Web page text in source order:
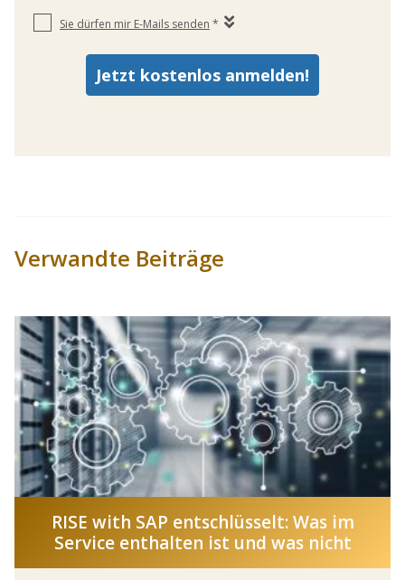
Verwandte Beiträge
RISE with SAP entschlüsselt: Was im
Service enthalten ist und was nicht